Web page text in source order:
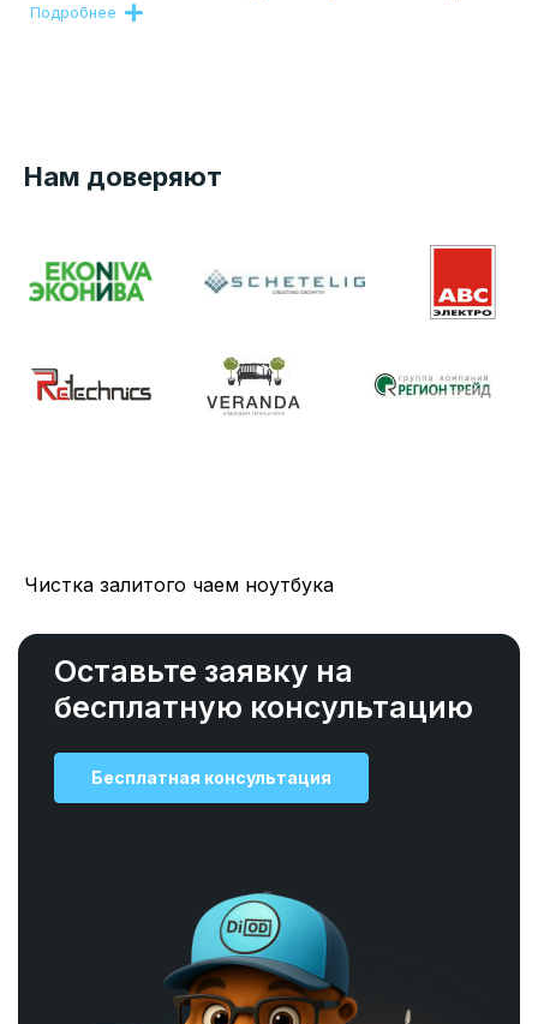
Подробнее
Нам доверяют
Чистка залитого чаем ноутбука
Оставьте заявку на
бесплатную консультацию
Бесплатная консультация